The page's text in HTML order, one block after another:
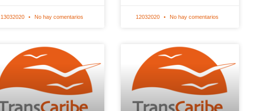
13032020 No hay comentarios 12032020 No hay comentarios